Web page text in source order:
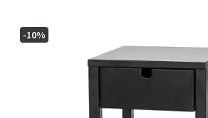
-10%